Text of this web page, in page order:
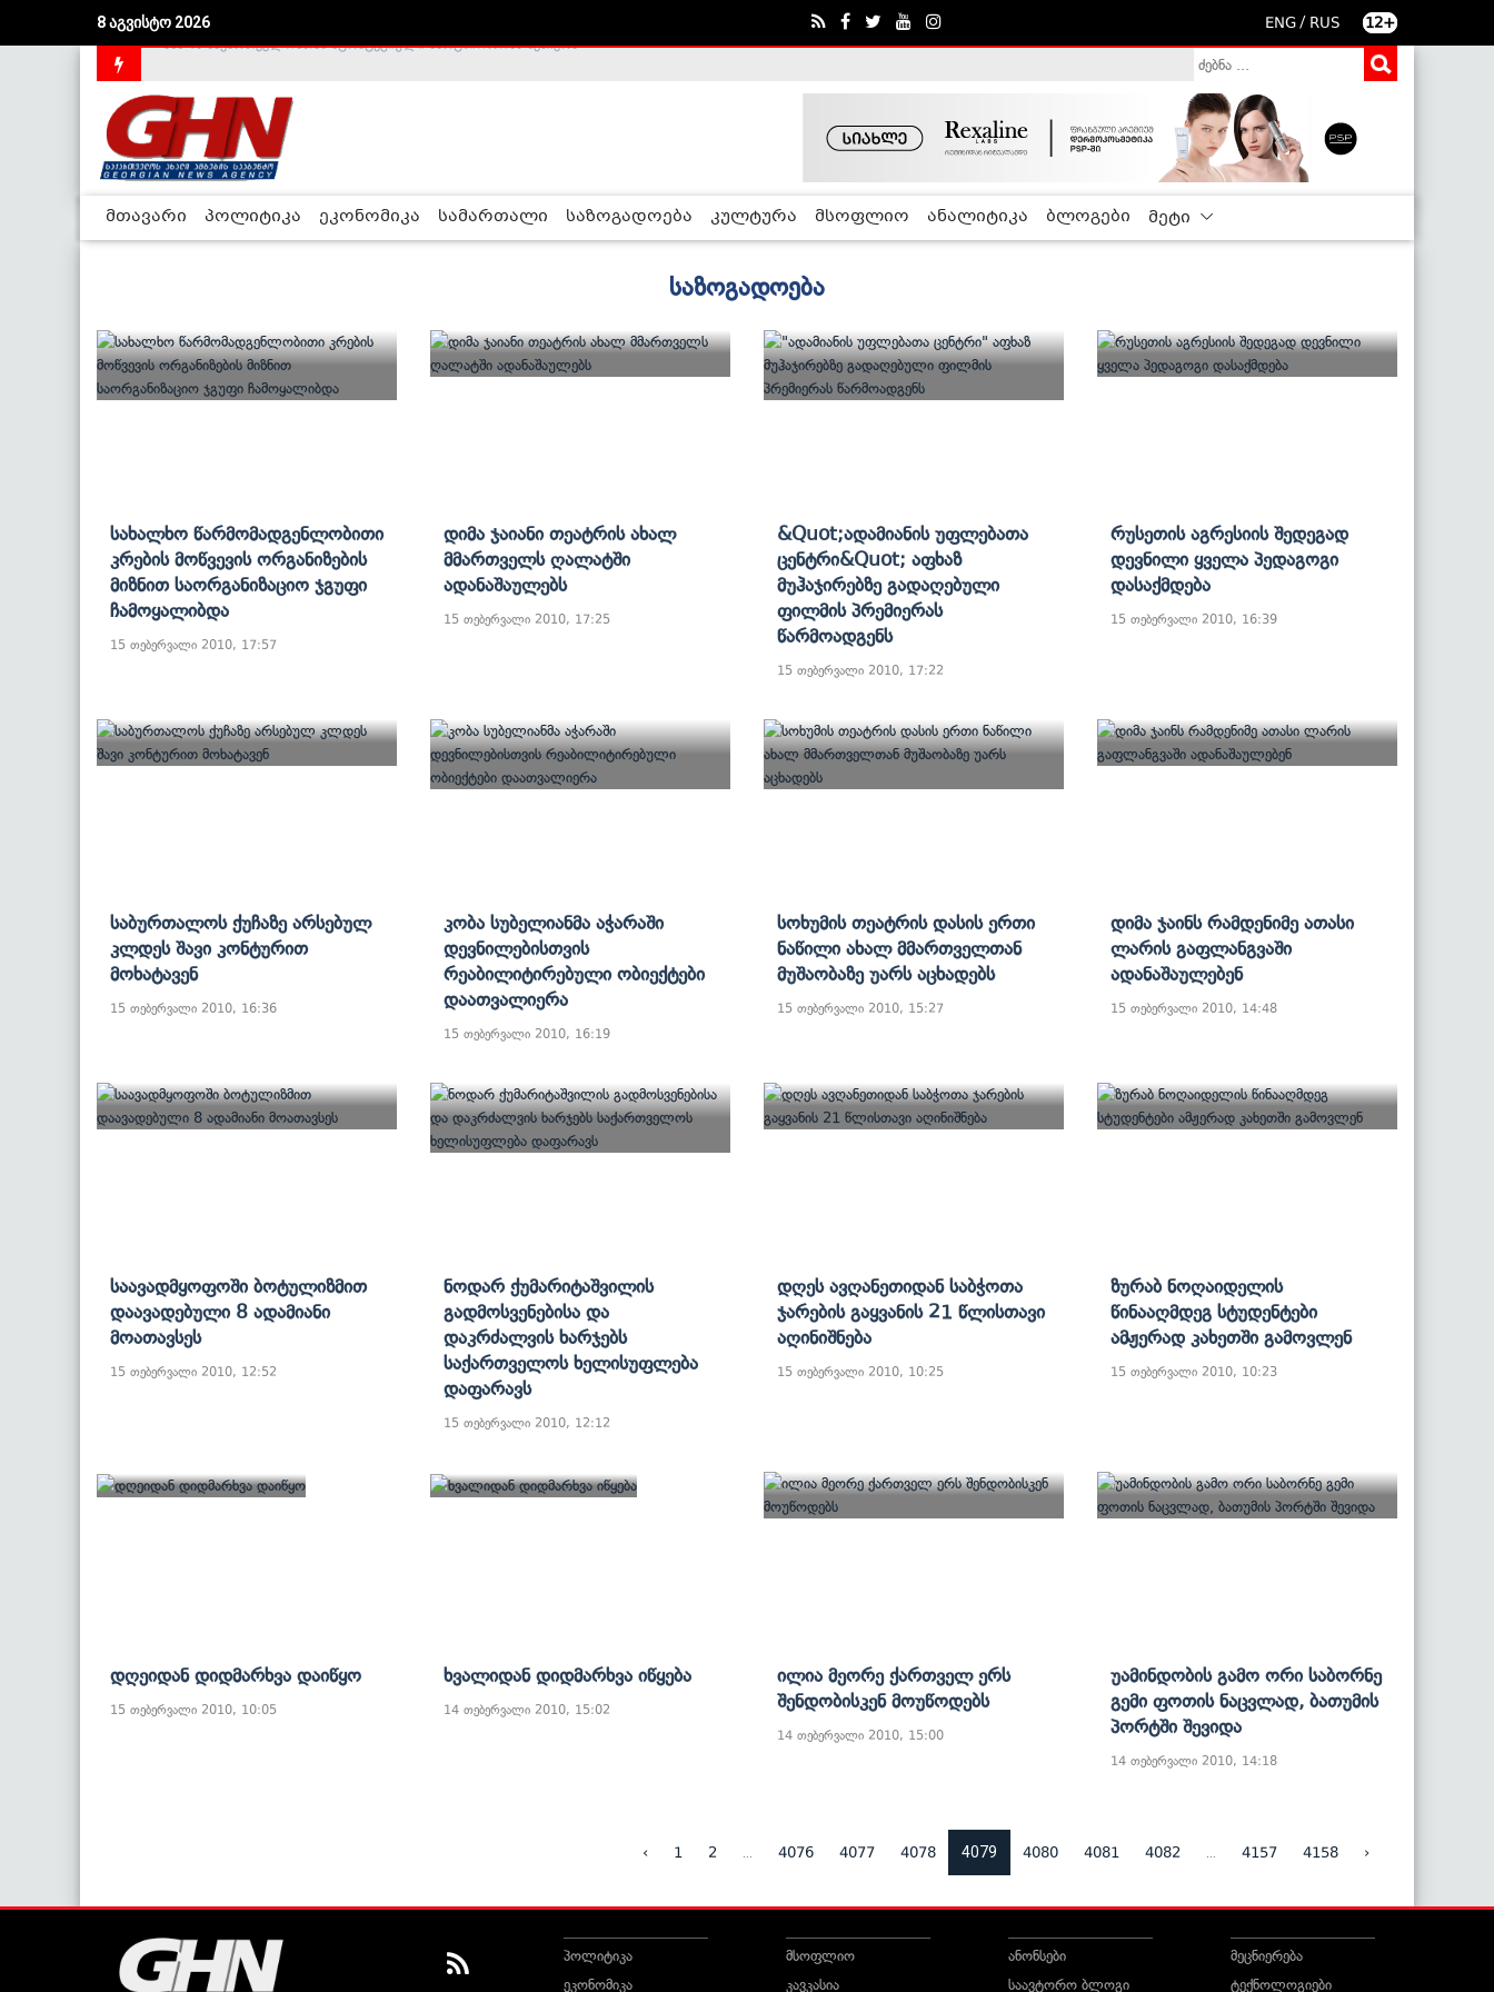
8 აგვისტო 2026 ENG / RUS 12+
აშშ-მა საქართველოსთან სტრატეგიული პარტნიორობა შეაჩერა
მთავარი პოლიტიკა ეკონომიკა სამართალი საზოგადოება კულტურა მსოფლიო ანალიტიკა ბლოგები მეტი
საზოგადოება
Სახალხო Წარმომადგენლობითი
Კრების Მოწვევის Ორგანიზების
Მიზნით Საორგანიზაციო Ჯგუფი
Ჩამოყალიბდა
15 თებერვალი 2010, 17:57
Დიმა Ჯაიანი Თეატრის Ახალ
Მმართველს Ღალატში
Ადანაშაულებს
15 თებერვალი 2010, 17:25
&quot;ადამიანის Უფლებათა
Ცენტრი&quot; Აფხაზ
Მუჰაჯირებზე Გადაღებული
Ფილმის Პრემიერას
Წარმოადგენს
15 თებერვალი 2010, 17:22
Რუსეთის Აგრესიის Შედეგად
Დევნილი Ყველა Პედაგოგი
Დასაქმდება
15 თებერვალი 2010, 16:39
Საბურთალოს Ქუჩაზე Არსებულ
Კლდეს Შავი Კონტურით
Მოხატავენ
15 თებერვალი 2010, 16:36
Კობა Სუბელიანმა Აჭარაში
Დევნილებისთვის
Რეაბილიტირებული Ობიექტები
Დაათვალიერა
15 თებერვალი 2010, 16:19
Სოხუმის Თეატრის Დასის Ერთი
Ნაწილი Ახალ Მმართველთან
Მუშაობაზე Უარს Აცხადებს
15 თებერვალი 2010, 15:27
Დიმა Ჯაინს Რამდენიმე Ათასი
Ლარის Გაფლანგვაში
Ადანაშაულებენ
15 თებერვალი 2010, 14:48
Საავადმყოფოში Ბოტულიზმით
Დაავადებული 8 Ადამიანი
Მოათავსეს
15 თებერვალი 2010, 12:52
Ნოდარ Ქუმარიტაშვილის
Გადმოსვენებისა Და
Დაკრძალვის Ხარჯებს
Საქართველოს Ხელისუფლება
Დაფარავს
15 თებერვალი 2010, 12:12
Დღეს Ავღანეთიდან Საბჭოთა
Ჯარების Გაყვანის 21 Წლისთავი
Აღინიშნება
15 თებერვალი 2010, 10:25
Ზურაბ Ნოღაიდელის
Წინააღმდეგ Სტუდენტები
Ამჟერად Კახეთში Გამოვლენ
15 თებერვალი 2010, 10:23
Დღეიდან Დიდმარხვა Დაიწყო
15 თებერვალი 2010, 10:05
Ხვალიდან Დიდმარხვა Იწყება
14 თებერვალი 2010, 15:02
Ილია Მეორე Ქართველ Ერს
Შენდობისკენ Მოუწოდებს
14 თებერვალი 2010, 15:00
Უამინდობის Გამო Ორი Საბორნე
Გემი Ფოთის Ნაცვლად, Ბათუმის
Პორტში Შევიდა
14 თებერვალი 2010, 14:18
‹ 1 2 4076 4077 4078 4079 4080 4081 4082 4157 4158 ›
პოლიტიკა
ეკონომიკა
მსოფლიო
კავკასია
ანონსები
საავტორო ბლოგი
მეცნიერება
ტექნოლოგიები